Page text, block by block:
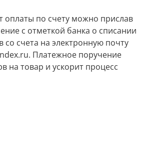
оплаты по счету можно прислав
с отметкой банка о списании
со счета на электронную почту
Платежное поручение
на товар и ускорит процесс